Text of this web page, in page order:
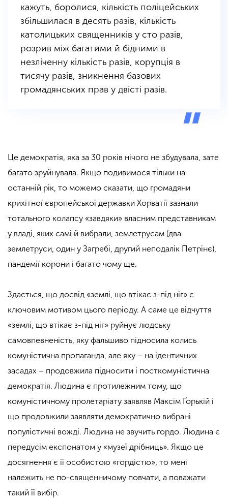
кажуть, боролися, кількість поліцейських
збільшилася в десять разів, кількість
католицьких священників у сто разів,
розрив між багатими й бідними в
незліченну кількість разів, корупція в
тисячу разів, зникнення базових
громадянських прав у двісті разів.
Це демократія, яка за 30 років нічого не збудувала, зате
багато зруйнувала. Якщо подивимося тільки на
останній рік, то можемо сказати, що громадяни
крихітної європейської державки Хорватії зазнали
тотального колапсу «завдяки» власним представникам
у владі, яких самі й вибрали, землетрусам (два
землетруси, один у Загребі, другий неподалік Петрінє),
пандемії корони і багато чому ще.
Здається, що досвід «землі, що втікає з-під ніг» є
ключовим мотивом цього періоду. А саме це відчуття
«землі, що втікає з-під ніг» руйнує людську
самовпевненість, яку фальшиво підносила колись
комуністична пропаганда, але яку – на ідентичних
засадах – продовжила підносити і посткомуністична
демократія. Людина є протилежним тому, що
комуністичному пролетаріату заявляв Максім Ґорькій і
що продовжили заявляти демократично вибрані
популістичні вожді. Людина не звучить гордо. Людина є
передусім експонатом у «музеї дрібниць». Якщо це
досягнення є її особистою «гордістю», то мені
належить не по-священничому повчати, а поважати
такий її вибір.